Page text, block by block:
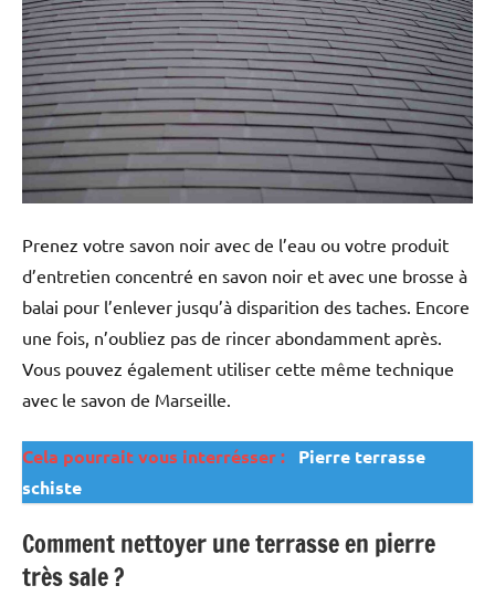
Prenez votre savon noir avec de l’eau ou votre produit
d’entretien concentré en savon noir et avec une brosse à
balai pour l’enlever jusqu’à disparition des taches. Encore
une fois, n’oubliez pas de rincer abondamment après.
Vous pouvez également utiliser cette même technique
avec le savon de Marseille.
Cela pourrait vous interrésser :
Pierre terrasse
schiste
Comment nettoyer une terrasse en pierre
très sale ?